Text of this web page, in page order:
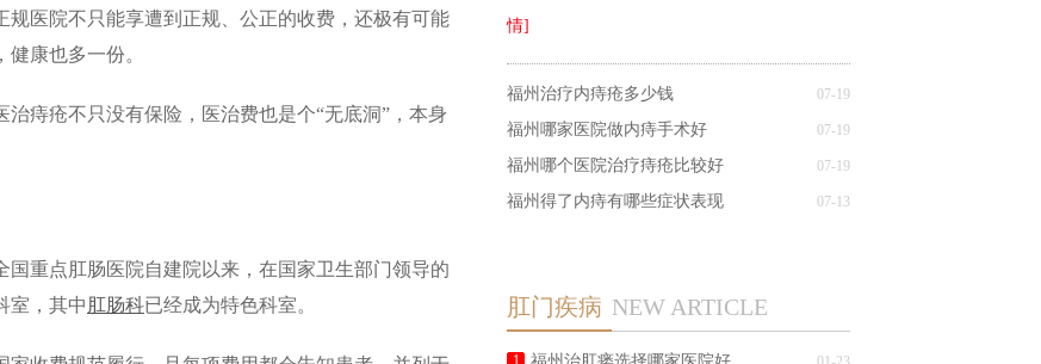
情]
07-19
福州治疗内痔疮多少钱
07-19
福州哪家医院做内痔手术好
07-19
福州哪个医院治疗痔疮比较好
07-13
福州得了内痔有哪些症状表现
肛门疾病 NEW ARTICLE
1
医院不只能享遭到正规、公正的收费，还极有可能
康也多一份。
痔疮不只没有保险，医治费也是个“无底洞”，本身
重点肛肠医院自建院以来，在国家卫生部门领导的
室，其中 肛肠科已经成为特色科室。